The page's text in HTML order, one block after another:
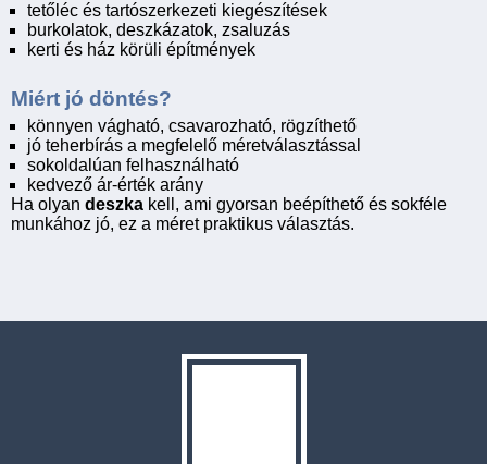
tetőléc és tartószerkezeti kiegészítések
burkolatok, deszkázatok, zsaluzás
kerti és ház körüli építmények
Miért jó döntés?
könnyen vágható, csavarozható, rögzíthető
jó teherbírás a megfelelő méretválasztással
sokoldalúan felhasználható
kedvező ár-érték arány
Ha olyan deszka kell, ami gyorsan beépíthető és sokféle
munkához jó, ez a méret praktikus választás.